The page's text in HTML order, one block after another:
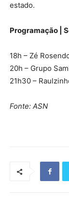
estado.
Programação |
18h – Zé
20h – Grupo
21h30 –
Fonte: ASN